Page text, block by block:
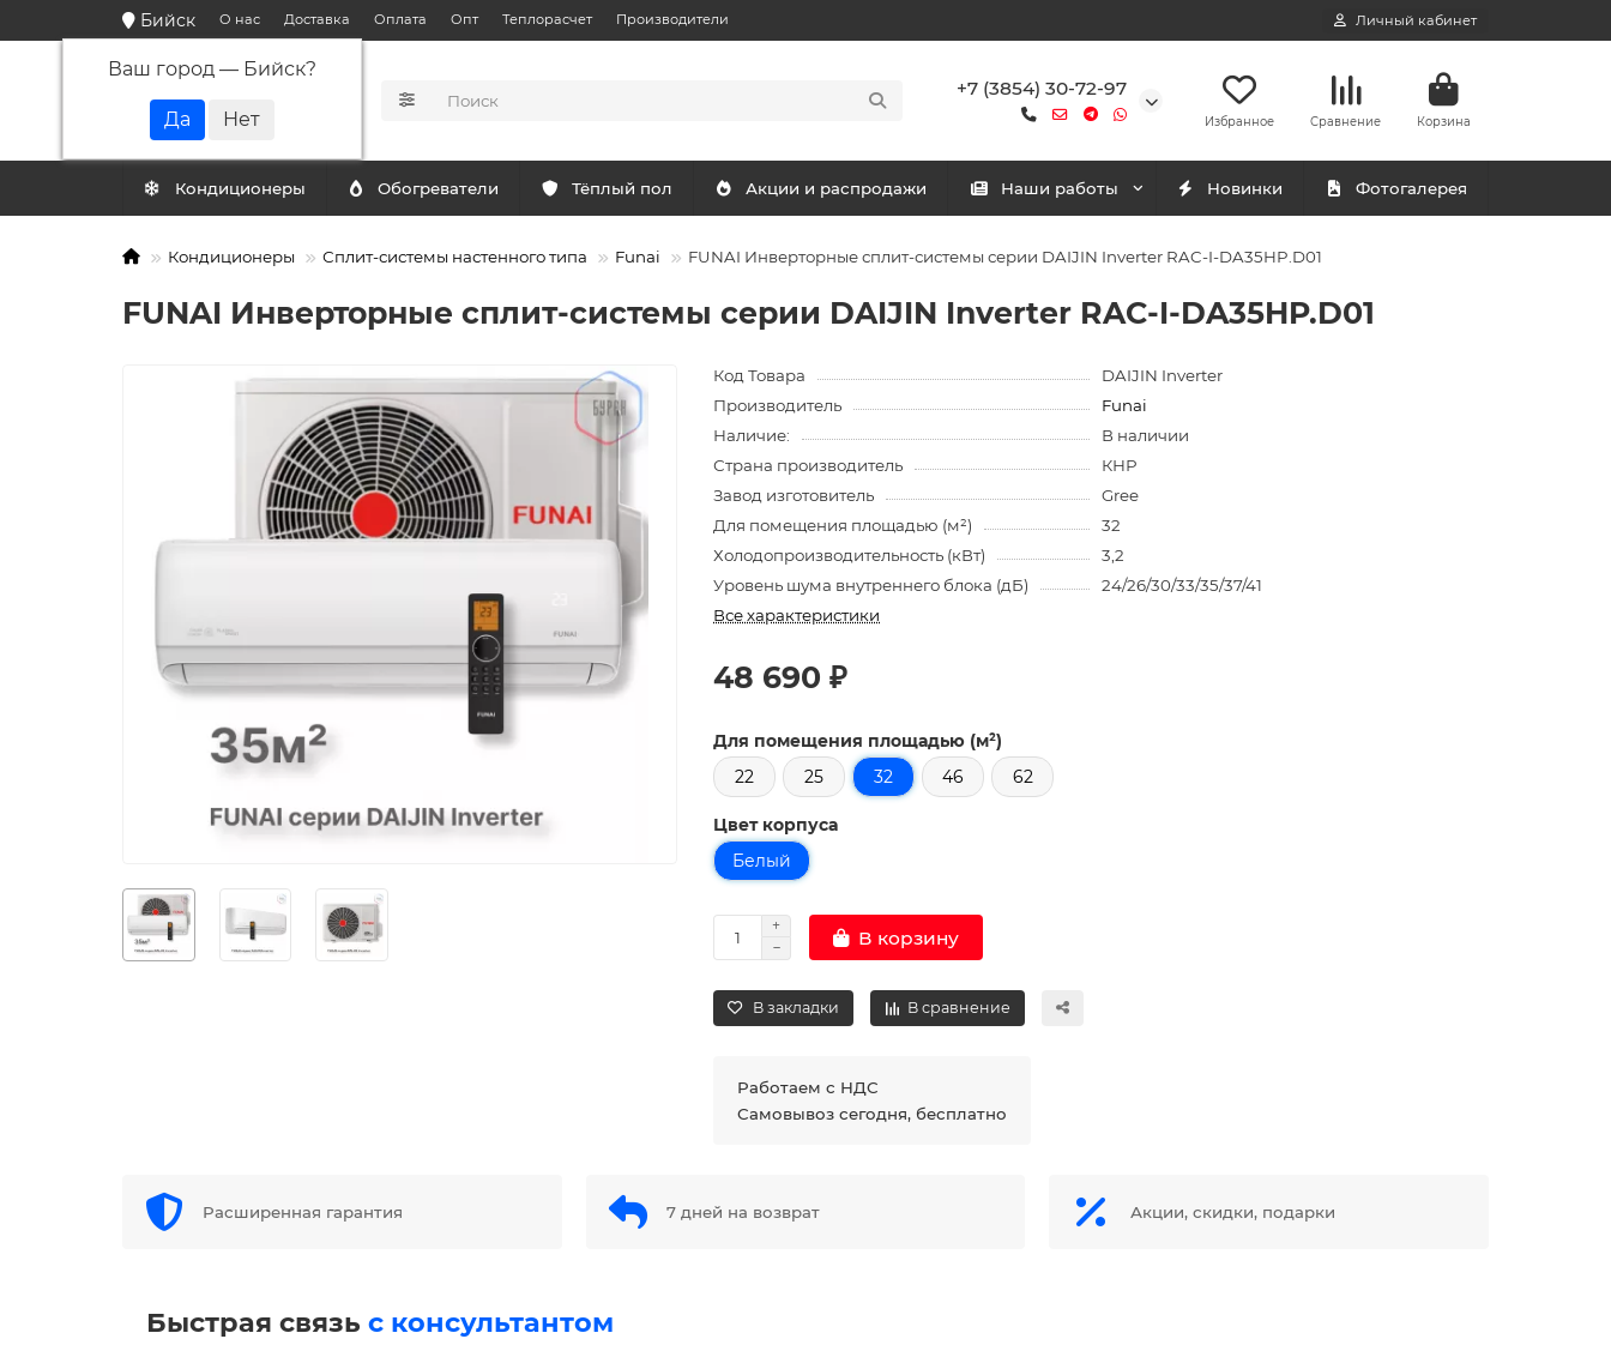
Бийск
Ваш город — Бийск?
О нас Доставка Оплата Опт Теплорасчет Производители Личный кабинет
+7 (3854) 30-72-97
Избранное Сравнение Корзина
Кондиционеры Обогреватели Тёплый пол Акции и распродажи Наши работы Новинки Фотогалерея
Кондиционеры Сплит-системы настенного типа Funai FUNAI Инверторные сплит-системы серии DAIJIN Inverter RAC-I-DA35HP.D01
FUNAI Инверторные сплит-системы серии DAIJIN Inverter RAC-I-DA35HP.D01
Код Товара
DAIJIN Inverter
Производитель
Funai
Наличие:
В наличии
Страна производитель
КНР
Завод изготовитель
Gree
Для помещения площадью (м²)
32
Холодопроизводительность (кВт)
3,2
Уровень шума внутреннего блока (дБ)
24/26/30/33/35/37/41
Все характеристики
48 690 ₽
Для помещения площадью (м²)
22
25 32 46 62
Цвет корпуса
Белый
В корзину
В закладки В сравнение
Работаем с НДС
Самовывоз сегодня, бесплатно
Расширенная гарантия 7 дней на возврат Акции, скидки, подарки
Быстрая связь с консультантом